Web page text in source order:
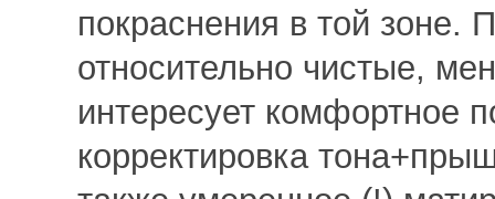
покраснения в той зоне.
относительно чистые,
интересует комфортное
корректировка